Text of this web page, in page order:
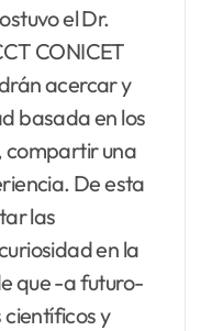
el Dr.
CONICET
acercar y
basada en los
compartir una
De esta
las
en la
que -a futuro-
y